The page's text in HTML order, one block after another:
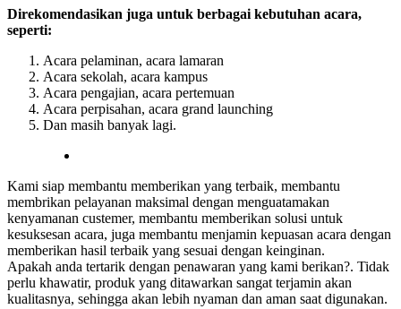
Direkomendasikan juga untuk berbagai kebutuhan acara,
seperti:
Acara pelaminan, acara lamaran
Acara sekolah, acara kampus
Acara pengajian, acara pertemuan
Acara perpisahan, acara grand launching
Dan masih banyak lagi.
Kami siap membantu memberikan yang terbaik, membantu
membrikan pelayanan maksimal dengan menguatamakan
kenyamanan custemer, membantu memberikan solusi untuk
kesuksesan acara, juga membantu menjamin kepuasan acara dengan
memberikan hasil terbaik yang sesuai dengan keinginan.
Apakah anda tertarik dengan penawaran yang kami berikan?. Tidak
perlu khawatir, produk yang ditawarkan sangat terjamin akan
kualitasnya, sehingga akan lebih nyaman dan aman saat digunakan.